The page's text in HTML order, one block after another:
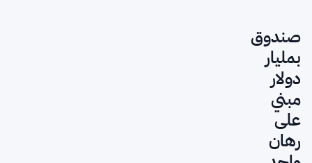
صندوق
بمليار
دولار
مبني
على
رهان